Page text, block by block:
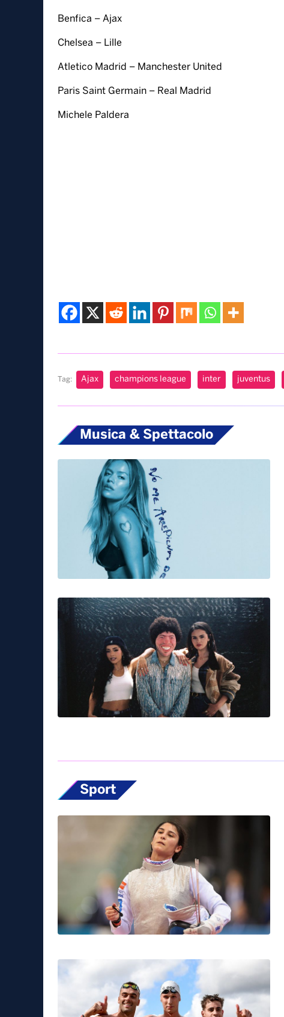
Benfica – Ajax
Chelsea – Lille
Atletico Madrid – Manchester United
Paris Saint Germain – Real Madrid
Michele Paldera
Tag: Ajax champions league inter juventus
Musica & Spettacolo
Sport